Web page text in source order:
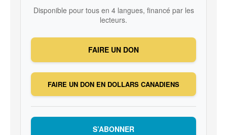
Disponible pour tous en 4 langues, financé par les
lecteurs.
FAIRE UN DON
FAIRE UN DON EN DOLLARS CANADIENS
S’ABONNER